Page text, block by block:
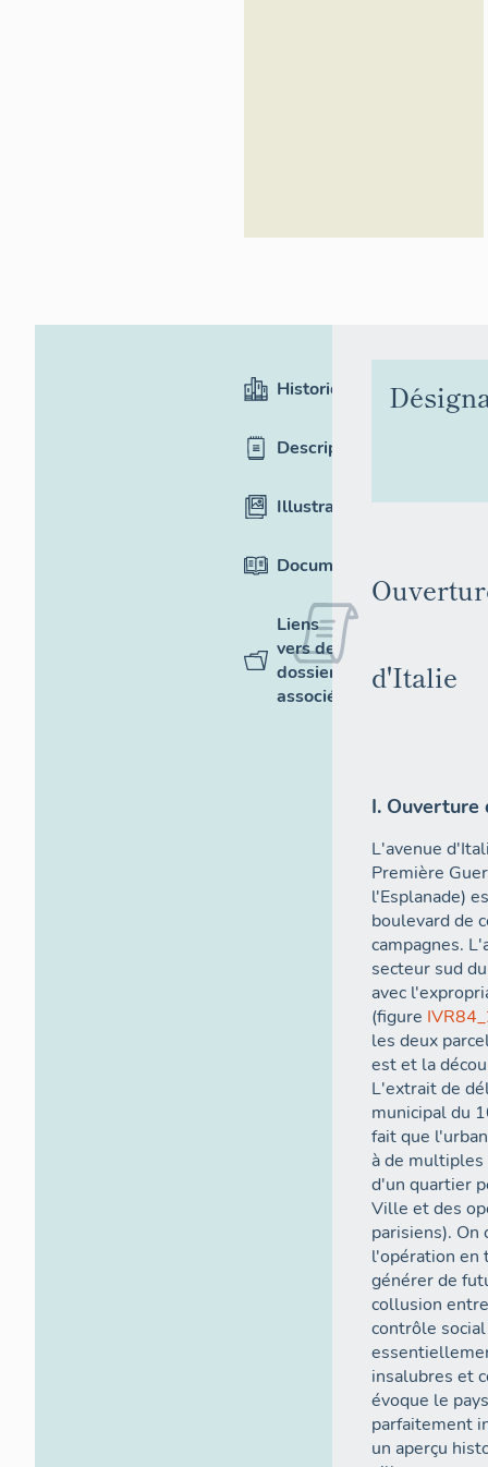
Historique
Description
Illustrations
Documentation
Liens
vers des
dossiers
associés
d'Italie
I. Ouverture
L'avenue
Première
l'Esplanade)
boulevard de
campagnes.
secteur sud
avec
(figure
les deux
est et la
L'extrait de
municipal du
fait que
à de
d'un quartier
Ville et des
parisiens).
l'opération en
générer de
collusion
contrôle
insalubres et
évoque le
parfaitement
un aperçu